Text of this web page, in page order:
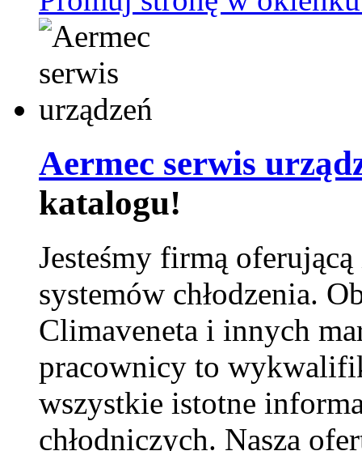
Aermec serwis
katalogu!
Jesteśmy firmą
systemów chłodzenia.
Climaveneta i innych
pracownicy to
wszystkie istotne
chłodniczych. Nasza